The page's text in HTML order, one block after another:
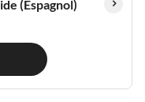
(Espagnol)